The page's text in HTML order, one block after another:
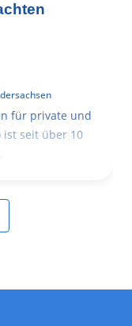
für private und
ist seit über 10